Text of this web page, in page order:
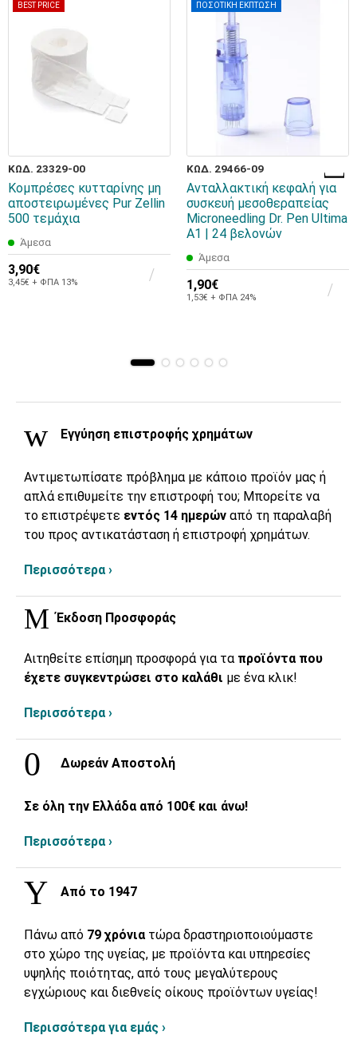
BEST PRICE
ΚΩΔ. 23329-00
Κομπρέσες κυτταρίνης μη
αποστειρωμένες Pur Zellin
500 τεμάχια
Άμεσα
3,90€
3,45€ + ΦΠΑ 13%
ΠΟΣΟΤΙΚΗ ΕΚΠΤΩΣΗ
ΚΩΔ. 29466-09
Ανταλλακτική κεφαλή για
συσκευή μεσοθεραπείας
Microneedling Dr. Pen Ultima
A1 | 24 βελονών
Άμεσα
1,90€
1,53€ + ΦΠΑ 24%
Εγγύηση επιστροφής χρημάτων
Αντιμετωπίσατε πρόβλημα με κάποιο προϊόν μας ή
απλά επιθυμείτε την επιστροφή του; Μπορείτε να
το επιστρέψετε εντός 14 ημερών από τη παραλαβή
του προς αντικατάσταση ή επιστροφή χρημάτων.
Περισσότερα ›
Έκδοση Προσφοράς
Αιτηθείτε επίσημη προσφορά για τα προϊόντα που
έχετε συγκεντρώσει στο καλάθι με ένα κλικ!
Περισσότερα ›
Δωρεάν Αποστολή
Σε όλη την Ελλάδα από 100€ και άνω!
Περισσότερα ›
Από το 1947
Πάνω από 79 χρόνια τώρα δραστηριοποιούμαστε
στο χώρο της υγείας, με προϊόντα και υπηρεσίες
υψηλής ποιότητας, από τους μεγαλύτερους
εγχώριους και διεθνείς οίκους προϊόντων υγείας!
Περισσότερα για εμάς ›